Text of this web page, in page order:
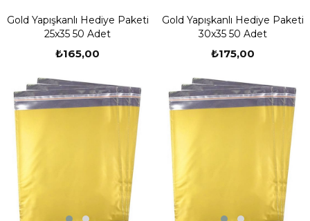
Gold Yapışkanlı Hediye Paketi
25x35 50 Adet
₺165,00
Gold Yapışkanlı Hediye Paketi
30x35 50 Adet
₺175,00